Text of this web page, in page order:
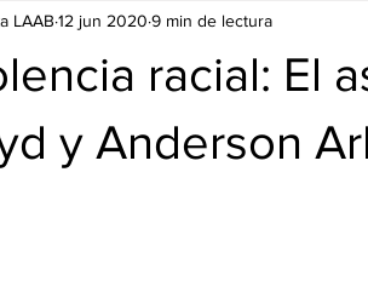
racial: El
y Anderson
LAAB 12 jun 2020 9 min de lectura